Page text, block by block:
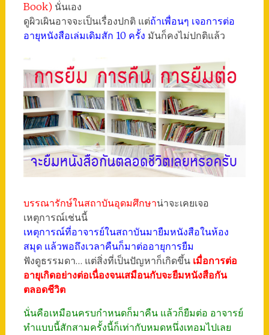
Book) นั่นเอง
ดูผิวเผินอาจจะเป็นเรื่องปกติ แต่ถ้าเพื่อนๆ เจอการต่อ
อายุหนังสือเล่มเดิมสัก 10 ครั้ง มันก็คงไม่ปกติแล้ว
บรรณารักษ์ในสถาบันอุดมศึกษาน่าจะเคยเจอ
เหตุการณ์เช่นนี้
เหตุการณ์ที่อาจารย์ในสถาบันมายืมหนังสือในห้อง
สมุด แล้วพอถึงเวลาคืนก็มาต่ออายุการยืม
ฟังดูธรรมดา… แต่สิ่งที่เป็นปัญหาก็เกิดขึ้น เมื่อการต่อ
อายุเกิดอย่างต่อเนื่องจนเสมือนกับจะยืมหนังสือกัน
ตลอดชีวิต
นั่นคือเหมือนครบกำหนดก็มาคืน แล้วก็ยืมต่อ อาจารย์
ทำแบบนี้สักสามครั้งนี้ก็เท่ากับหมดหนึ่งเทอมไปเลย